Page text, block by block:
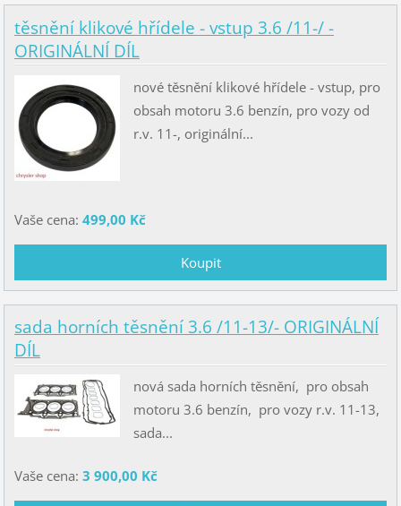
těsnění klikové hřídele - vstup 3.6 /11-/ -
ORIGINÁLNÍ DÍL
nové těsnění klikové hřídele - vstup, pro
obsah motoru 3.6 benzín, pro vozy od
r.v. 11-, originální...
Vaše cena: 499,00 Kč
sada horních těsnění 3.6 /11-13/- ORIGINÁLNÍ
DÍL
nová sada horních těsnění, pro obsah
motoru 3.6 benzín, pro vozy r.v. 11-13,
sada...
Vaše cena: 3 900,00 Kč